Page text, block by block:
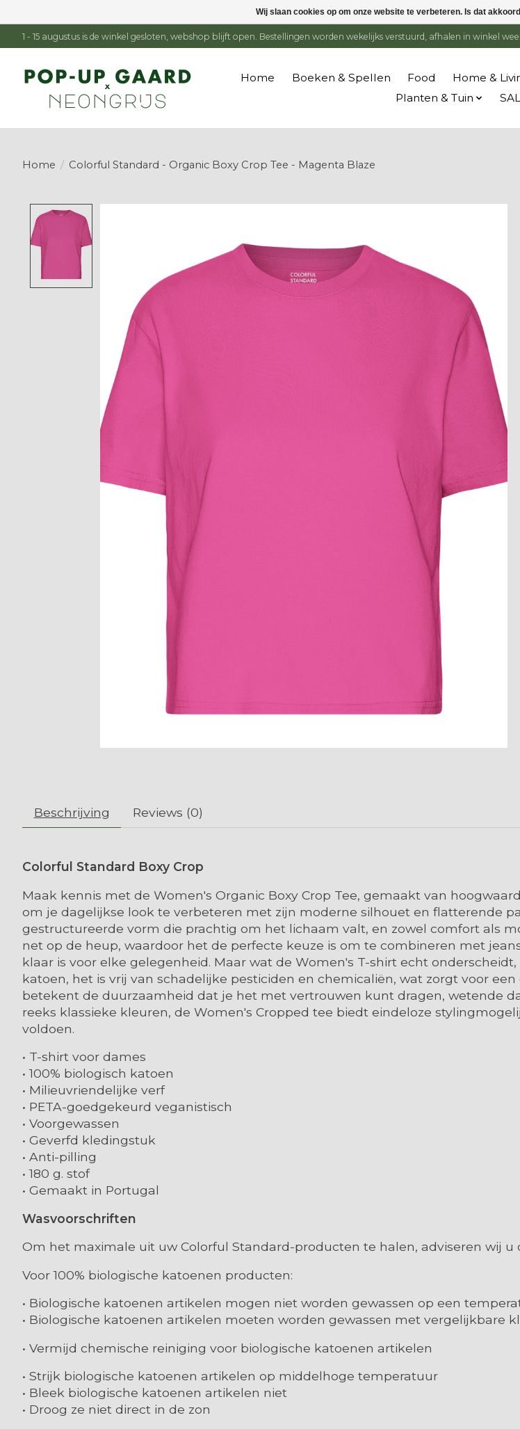
1 - 15 augustus is de winkel gesloten, webshop blijft open. Bestellingen worden wekelijks verstuurd, afhalen in winkel
Home Boeken & Spellen Food Home &
Planten & Tuin
Home / Colorful Standard - Organic Boxy Crop Tee - Magenta Blaze
Beschrijving Reviews (0)
Colorful Standard Boxy Crop
Maak kennis met de Women's Organic Boxy Crop Tee, gemaakt van
om je dagelijkse look te verbeteren met zijn moderne silhouet en flatterende
gestructureerde vorm die prachtig om het lichaam valt, en zowel comfort als
net op de heup, waardoor het de perfecte keuze is om te combineren met
klaar is voor elke gelegenheid. Maar wat de Women's T-shirt echt
katoen, het is vrij van schadelijke pesticiden en chemicaliën, wat zorgt voor
betekent de duurzaamheid dat je het met vertrouwen kunt dragen, wetende
reeks klassieke kleuren, de Women's Cropped tee biedt eindeloze
voldoen.
• T-shirt voor dames
• 100% biologisch katoen
• Milieuvriendelijke verf
• PETA-goedgekeurd veganistisch
• Voorgewassen
• Geverfd kledingstuk
• Anti-pilling
• 180 g. stof
• Gemaakt in Portugal
Wasvoorschriften
Om het maximale uit uw Colorful Standard-producten te halen, adviseren wij u
Voor 100% biologische katoenen producten:
• Biologische katoenen artikelen mogen niet worden gewassen op een
• Biologische katoenen artikelen moeten worden gewassen met vergelijkbare
• Vermijd chemische reiniging voor biologische katoenen artikelen
• Strijk biologische katoenen artikelen op middelhoge temperatuur
• Bleek biologische katoenen artikelen niet
• Droog ze niet direct in de zon
Wij slaan cookies op om onze website te verbeteren. Is dat